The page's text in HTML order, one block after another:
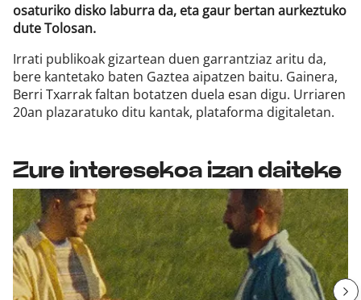
osaturiko disko laburra da, eta gaur bertan aurkeztuko
dute Tolosan.
Irrati publikoak gizartean duen garrantziaz aritu da,
bere kantetako baten Gaztea aipatzen baitu. Gainera,
Berri Txarrak faltan botatzen duela esan digu. Urriaren
20an plazaratuko ditu kantak, plataforma digitaletan.
Zure interesekoa izan daiteke